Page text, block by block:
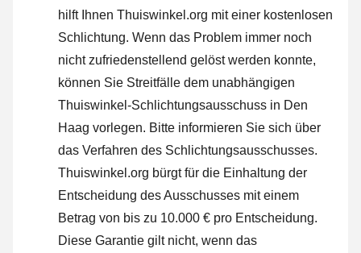
hilft Ihnen Thuiswinkel.org mit einer kostenlosen
Schlichtung. Wenn das Problem immer noch
nicht zufriedenstellend gelöst werden konnte,
können Sie Streitfälle dem unabhängigen
Thuiswinkel-Schlichtungsausschuss in Den
Haag vorlegen. Bitte informieren Sie sich über
das Verfahren des Schlichtungsausschusses.
Thuiswinkel.org bürgt für die Einhaltung der
Entscheidung des Ausschusses mit einem
Betrag von bis zu 10.000 € pro Entscheidung.
Diese Garantie gilt nicht, wenn das